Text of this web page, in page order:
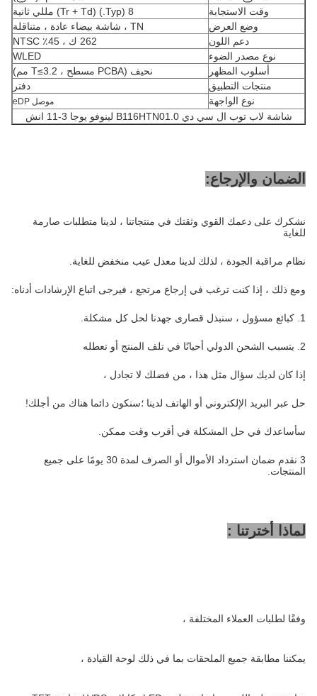
وقت الاستجابة
8 (Typ.) (Tr + Td) مللي ثانية
وضع العرض
TN ، شاشة بيضاء عادة ، متناقلة
دعم اللون
262 ك ، 45٪ NTSC
نوع مصدر الضوء
WLED
أسلوب المظهر
نحيف (PCBA مسطح ، T≤3.2 مم)
منتجات التطبيق
دفتر
نوع الواجهة
موصل eDP
شاشة لاب توب ال سي دي B116HTN01.0 لينوفو يوجا 3-11 انش
الضمان والإرجاع:
نشكرك على دعمك القوي وثقتك في منتجاتنا ، لدينا متطلبات صارمة
للغاية
نظام مراقبة الجودة ، لذلك لدينا معدل عيب منخفض للغاية.
ومع ذلك ، إذا كنت ترغب في إرجاع مرتجع ، فيرجى اتباع الإرشادات أدناه:
1. كبائع مسؤول ، سنبذل قصارى جهدنا لحل كل مشكلة.
2. يتسبب الشحن الدولي أحيانًا في تلف المنتج أو تعطله
إذا كان لديك سؤال مثل هذا ، من فضلك لا تجادل ،
حل عبر البريد الإلكتروني أو الهاتف لدينا ؛سنكون دائما هناك من أجلك!
سأساعدك في حل المشكلة في أقرب وقت ممكن.
3 نقدم ضمان استرداد الأموال أو الصرف لمدة 30 يومًا على جميع
المنتجات.
لماذا أخترتنا :
وفقًا لطلبات العملاء المختلفة ،
يمكننا مطابقة جميع الملحقات بما في ذلك لوحة القيادة ،